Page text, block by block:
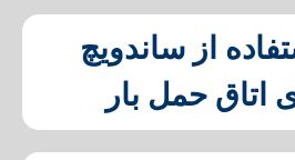
از ساندویچ
اتاق حمل بار